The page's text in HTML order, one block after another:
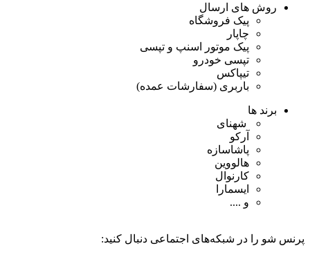
روش های ارسال
پیک فروشگاه
چاپار
پیک موتور اسنپ و تپسی
تپسی خودرو
تیپاکس
باربری (سفارشات عمده)
برند ها
شهنای
آرکو
پاشاسازه
هالووین
کارنوال
ایسمارا
و ....
پرنس شو را در شبکه‌های اجتماعی دنبال کنید: